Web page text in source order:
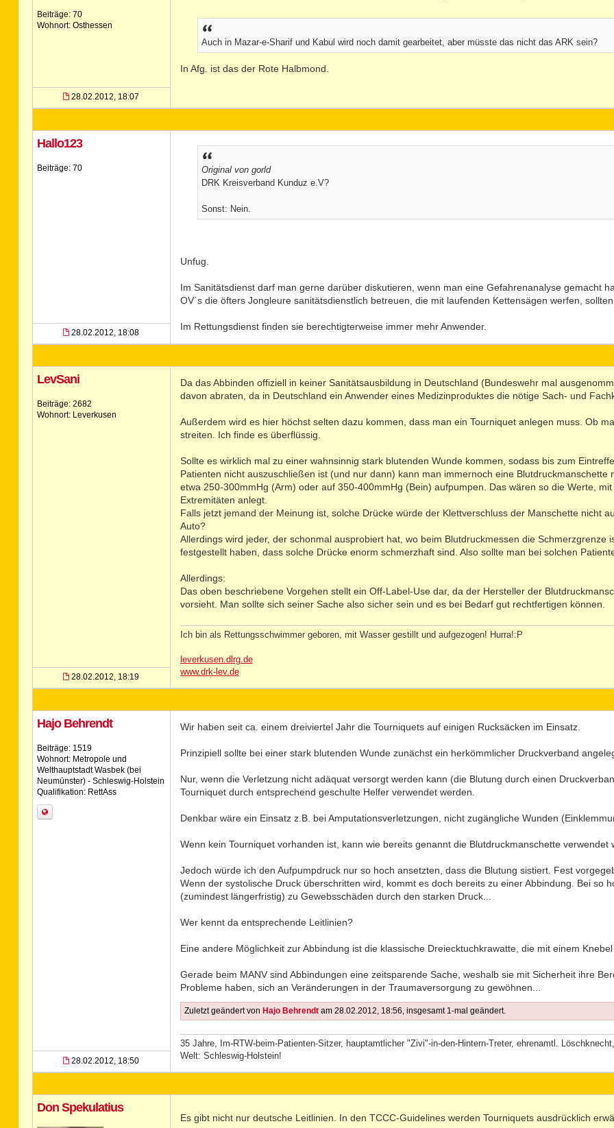
Beiträge: 70
Wohnort: Osthessen
28.02.2012, 18:07
Auch in Mazar-e-Sharif und Kabul wird noch damit gearbeitet, aber müsste das nicht das ARK sein?
In Afg. ist das der Rote Halbmond.
Hallo123
Beiträge: 70
28.02.2012, 18:08
Original von gorld
DRK Kreisverband Kunduz e.V?
Sonst: Nein.
Unfug.
Im Sanitätsdienst darf man gerne darüber diskutieren, wenn man eine Gefahrenanalyse gemacht
OV´s die öfters Jongleure sanitätsdienstlich betreuen, die mit laufenden Kettensägen werfen,
Im Rettungsdienst finden sie berechtigterweise immer mehr Anwender.
LevSani
Beiträge: 2682
Wohnort: Leverkusen
28.02.2012, 18:19
Da das Abbinden offiziell in keiner Sanitätsausbildung in Deutschland (Bundeswehr mal
davon abraten, da in Deutschland ein Anwender eines Medizinproduktes die nötige Sach- und
Außerdem wird es hier höchst selten dazu kommen, dass man ein Tourniquet anlegen muss. Ob
streiten. Ich finde es überflüssig.
Sollte es wirklich mal zu einer wahnsinnig stark blutenden Wunde kommen, sodass bis zum
Patienten nicht auszuschließen ist (und nur dann) kann man immernoch eine
etwa 250-300mmHg (Arm) oder auf 350-400mmHg (Bein) aufpumpen. Das wären so die Werte,
Extremitäten anlegt.
Falls jetzt jemand der Meinung ist, solche Drücke würde der Klettverschluss der Manschette nicht
Auto?
Allerdings wird jeder, der schonmal ausprobiert hat, wo beim Blutdruckmessen die
festgestellt haben, dass solche Drücke enorm schmerzhaft sind. Also sollte man bei solchen
Allerdings:
Das oben beschriebene Vorgehen stellt ein Off-Label-Use dar, da der Hersteller der
vorsieht. Man sollte sich seiner Sache also sicher sein und es bei Bedarf gut rechtfertigen können.
Ich bin als Rettungsschwimmer geboren, mit Wasser gestillt und aufgezogen! Hurra!:P
leverkusen.dlrg.de
www.drk-lev.de
Hajo Behrendt
Beiträge: 1519
Wohnort: Metropole und
Welthauptstadt Wasbek (bei
Neumünster) - Schleswig-Holstein
Qualifikation: RettAss
28.02.2012, 18:50
Wir haben seit ca. einem dreiviertel Jahr die Tourniquets auf einigen Rucksäcken im Einsatz.
Prinzipiell sollte bei einer stark blutenden Wunde zunächst ein herkömmlicher Druckverband
Nur, wenn die Verletzung nicht adäquat versorgt werden kann (die Blutung durch einen
Tourniquet durch entsprechend geschulte Helfer verwendet werden.
Denkbar wäre ein Einsatz z.B. bei Amputationsverletzungen, nicht zugängliche Wunden
Wenn kein Tourniquet vorhanden ist, kann wie bereits genannt die Blutdruckmanschette verwendet
Jedoch würde ich den Aufpumpdruck nur so hoch ansetzten, dass die Blutung sistiert. Fest
Wenn der systolische Druck überschritten wird, kommt es doch bereits zu einer Abbindung. Bei so
(zumindest längerfristig) zu Gewebsschäden durch den starken Druck...
Wer kennt da entsprechende Leitlinien?
Eine andere Möglichkeit zur Abbindung ist die klassische Dreiecktuchkrawatte, die mit einem
Gerade beim MANV sind Abbindungen eine zeitsparende Sache, weshalb sie mit Sicherheit ihre
Probleme haben, sich an Veränderungen in der Traumaversorgung zu gewöhnen...
Zuletzt geändert von Hajo Behrendtam 28.02.2012, 18:56, insgesamt 1-mal geändert.
35 Jahre, Im-RTW-beim-Patienten-Sitzer, hauptamtlicher "Zivi"-in-den-Hintern-Treter, ehrenamtl.
Welt: Schleswig-Holstein!
Don Spekulatius
Es gibt nicht nur deutsche Leitlinien. In den TCCC-Guidelines werden Tourniquets ausdrücklich